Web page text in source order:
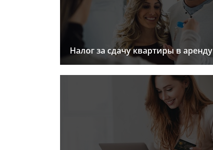
Налог за сдачу квартиры в аренду